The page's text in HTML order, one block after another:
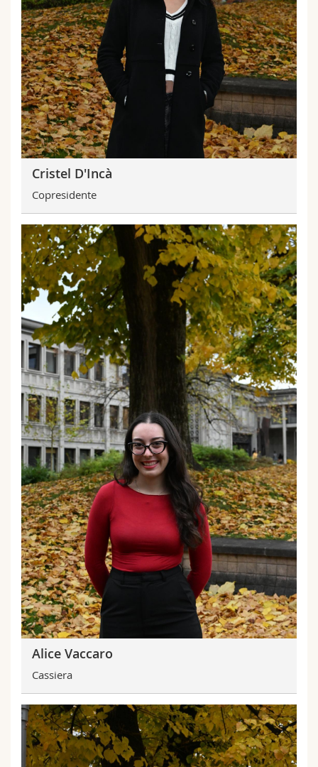
Cristel D'Incà
Copresidente
Alice Vaccaro
Cassiera